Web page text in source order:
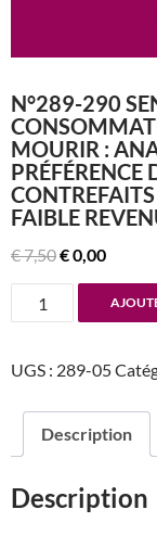
N°289-290
MOURIR :
PRÉFÉRENCE
FAIBLE
€7,50Le
prix
€0,00Le
prix
actuel
quantité
de
290
risque
consommateur
UGS : 289-05
Description
Description